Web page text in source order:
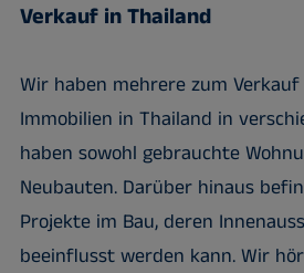
Verkauf in Thailand
Wir haben mehrere zum
Immobilien in Thailand in
haben sowohl gebrauchte
Neubauten. Darüber hinaus
Projekte im Bau, deren
beeinflusst werden kann. Wir